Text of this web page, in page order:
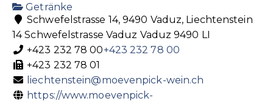
Getränke
Schwefelstrasse 14, 9490 Vaduz, Liechtenstein
14 Schwefelstrasse Vaduz Vaduz 9490 LI
+423 232 78 00+423 232 78 00
+423 232 78 01
liechtenstein@moevenpick-wein.ch
https://www.moevenpick-